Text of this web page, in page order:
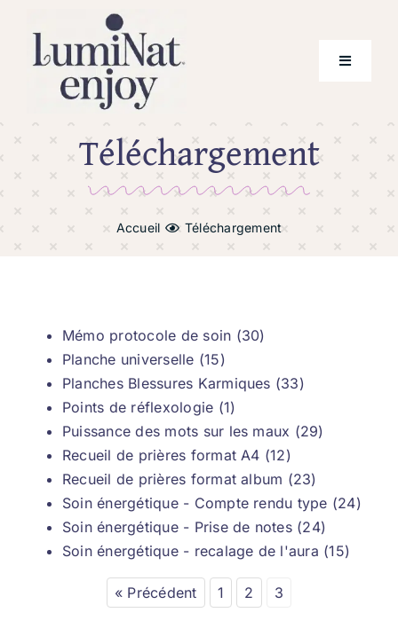
content
Toggle
Prestations
Mes outils de lumière
Téléchargement
Accueil Téléchargement
Mémo protocole de soin (30)
Planche universelle (15)
Planches Blessures Karmiques (33)
Points de réflexologie (1)
Puissance des mots sur les maux (29)
Recueil de prières format A4 (12)
Recueil de prières format album (23)
Soin énergétique - Compte rendu type (24)
Soin énergétique - Prise de notes (24)
Soin énergétique - recalage de l'aura (15)
« Précédent 1 2 3